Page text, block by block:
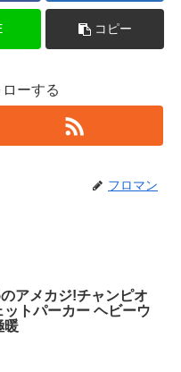
コピー
ーする
フロマン
アメカジ!チャンピオ
ットパーカー ヘビーウ
暖